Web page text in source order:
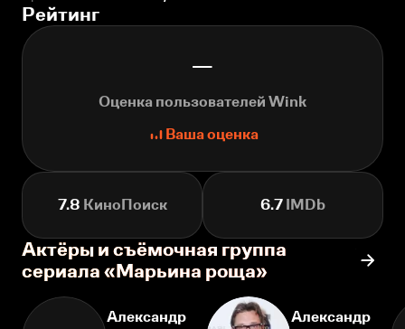
Рейтинг
—
Оценка пользователей Wink
Ваша оценка
7.8 КиноПоиск 6.7 IMDb
Актёры и съёмочная группа
сериала «Марьина роща»
Александр
Александр